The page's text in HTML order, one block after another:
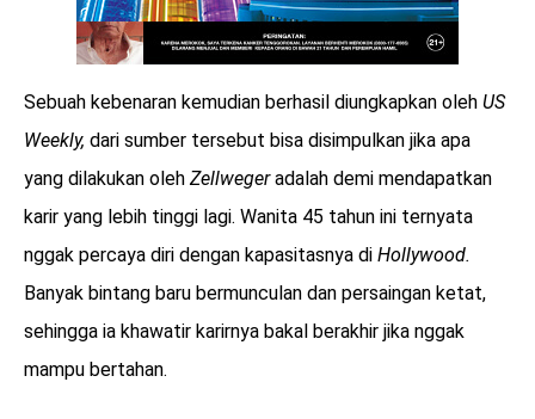
Sebuah kebenaran kemudian berhasil diungkapkan oleh US
Weekly, dari sumber tersebut bisa disimpulkan jika apa
yang dilakukan oleh Zellwegeradalah demi mendapatkan
karir yang lebih tinggi lagi. Wanita 45 tahun ini ternyata
nggak percaya diri dengan kapasitasnya di Hollywood.
Banyak bintang baru bermunculan dan persaingan ketat,
sehingga ia khawatir karirnya bakal berakhir jika nggak
mampu bertahan.